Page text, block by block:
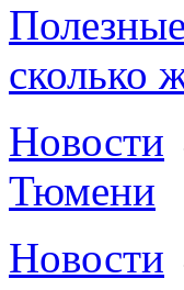
сколько
Новости
Тюмени
Новости